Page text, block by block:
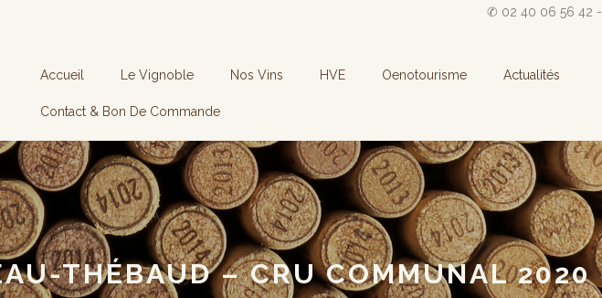
✆ 02 40 06 56 42 -
Accueil Le Vignoble Nos Vins HVE Oenotourisme Actualités
Contact & Bon De Commande
THÉBAUD – CRU COMMUNAL 2020